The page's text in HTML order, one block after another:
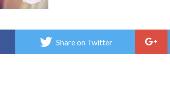
Share on Twitter